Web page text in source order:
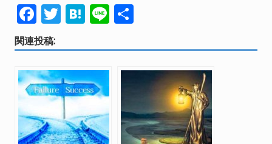
F
ac
e
b
o
o
k
T
itt
er
H
e
n
a
Li
e
関連投稿: